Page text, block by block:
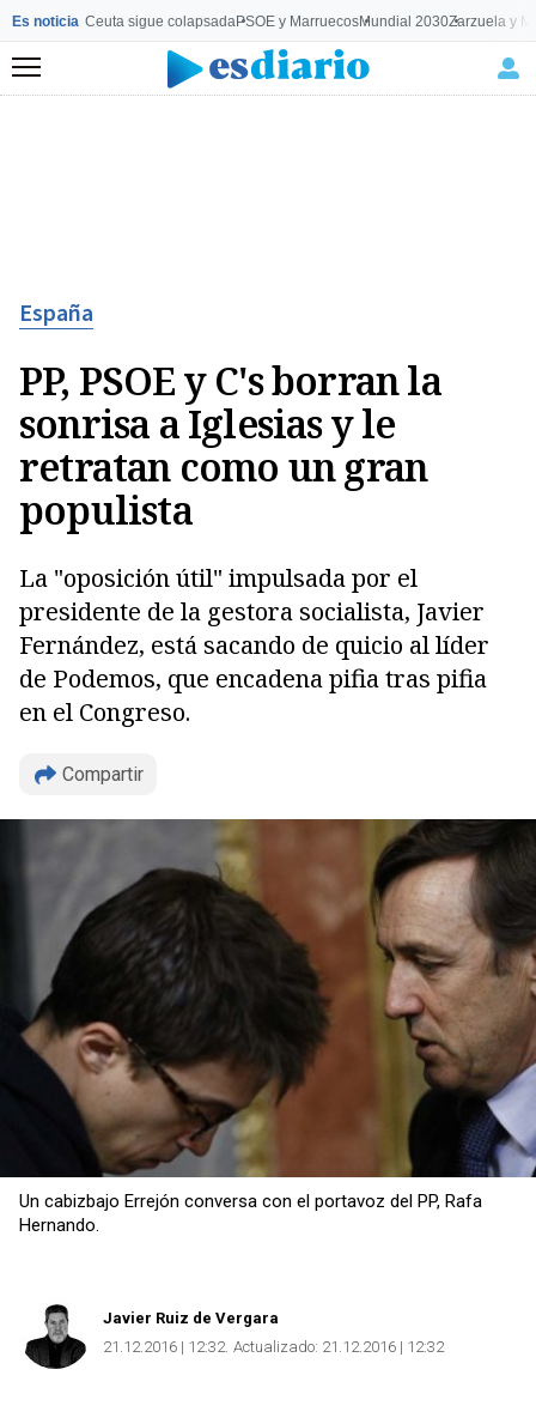
Es noticia Ceuta sigue colapsadaPSOE y MarruecosMundial 2030Zarzuela y
Menú
España
PP, PSOE y C's borran la
sonrisa a Iglesias y le
retratan como un gran
populista
La "oposición útil" impulsada por el
presidente de la gestora socialista, Javier
Fernández, está sacando de quicio al líder
de Podemos, que encadena pifia tras pifia
en el Congreso.
Compartir
Copiar
Un cabizbajo Errejón conversa con el portavoz del PP, Rafa
Hernando.
Javier Ruiz de Vergara
21.12.2016 | 12:32 Actualizado: 21.12.2016 | 12:32